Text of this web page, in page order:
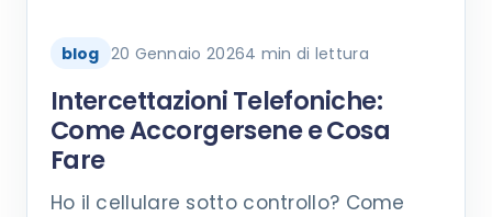
blog 20 Gennaio 20264 min di lettura
Intercettazioni Telefoniche:
Come Accorgersene e Cosa
Fare
Ho il cellulare sotto controllo? Come